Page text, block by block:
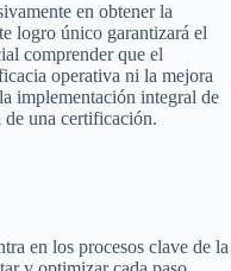
en obtener la
logro único garantizará el
comprender que el
operativa ni la mejora
implementación integral de
de una certificación.
en los procesos clave de la